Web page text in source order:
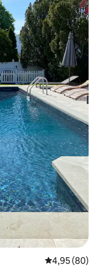
4,95 de uma
4,95 (80)